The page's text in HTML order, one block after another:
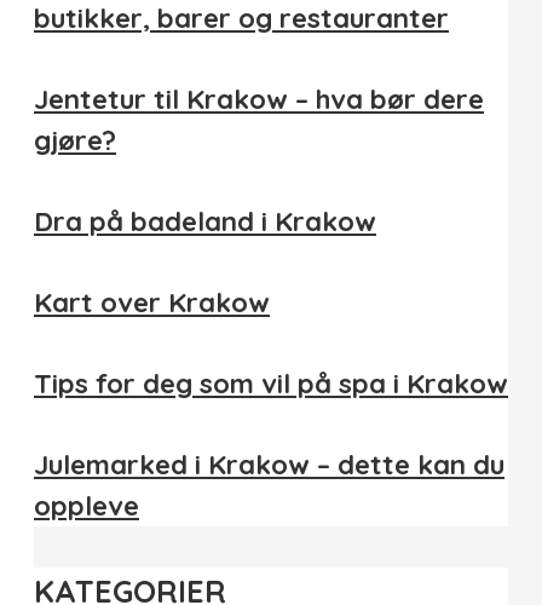
butikker, barer og restauranter
Jentetur til Krakow – hva bør dere
gjøre?
Dra på badeland i Krakow
Kart over Krakow
Tips for deg som vil på spa i Krakow
Julemarked i Krakow – dette kan du
oppleve
KATEGORIER